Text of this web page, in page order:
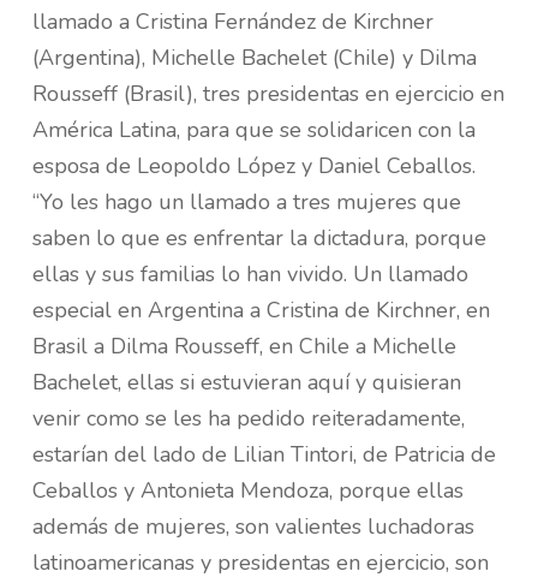
llamado a Cristina Fernández de Kirchner
(Argentina), Michelle Bachelet (Chile) y Dilma
Rousseff (Brasil), tres presidentas en ejercicio en
América Latina, para que se solidaricen con la
esposa de Leopoldo López y Daniel Ceballos.
“Yo les hago un llamado a tres mujeres que
saben lo que es enfrentar la dictadura, porque
ellas y sus familias lo han vivido. Un llamado
especial en Argentina a Cristina de Kirchner, en
Brasil a Dilma Rousseff, en Chile a Michelle
Bachelet, ellas si estuvieran aquí y quisieran
venir como se les ha pedido reiteradamente,
estarían del lado de Lilian Tintori, de Patricia de
Ceballos y Antonieta Mendoza, porque ellas
además de mujeres, son valientes luchadoras
latinoamericanas y presidentas en ejercicio, son